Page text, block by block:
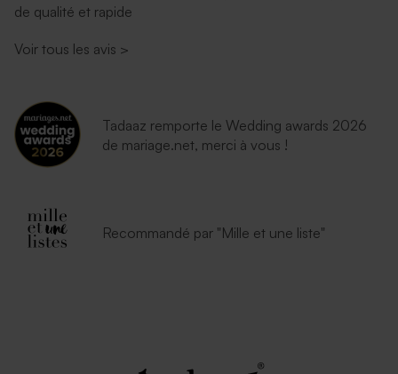
de qualité et rapide
Voir tous les avis >
Tadaaz remporte le Wedding awards 2026
de mariage.net, merci à vous !
Recommandé par "Mille et une liste"